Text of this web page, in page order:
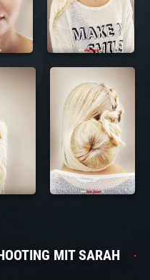
MIT SARAH